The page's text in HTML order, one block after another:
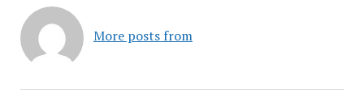
More posts from